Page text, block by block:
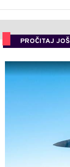
PROČITAJ JOŠ